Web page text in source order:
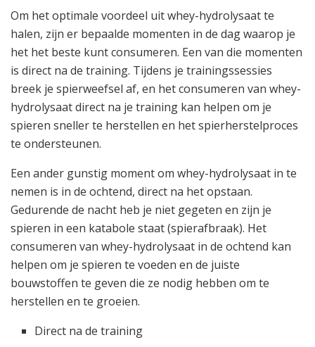
Om het optimale voordeel uit whey-hydrolysaat te
halen, zijn er bepaalde momenten in de dag waarop je
het het beste kunt consumeren. Een van die momenten
is direct na de training. Tijdens je trainingssessies
breek je spierweefsel af, en het consumeren van whey-
hydrolysaat direct na je training kan helpen om je
spieren sneller te herstellen en het spierherstelproces
te ondersteunen.
Een ander gunstig moment om whey-hydrolysaat in te
nemen is in de ochtend, direct na het opstaan.
Gedurende de nacht heb je niet gegeten en zijn je
spieren in een katabole staat (spierafbraak). Het
consumeren van whey-hydrolysaat in de ochtend kan
helpen om je spieren te voeden en de juiste
bouwstoffen te geven die ze nodig hebben om te
herstellen en te groeien.
Direct na de training